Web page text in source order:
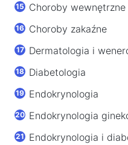
Choroby wewnętrzne
Choroby zakaźne
Dermatologia i
Diabetologia
Endokrynologia
Endokrynologia
Endokrynologia i